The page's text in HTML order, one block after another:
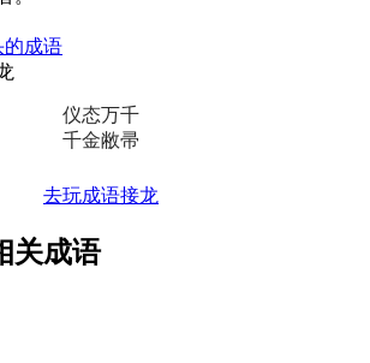
的成语
仪态万千
千金敝帚
去玩成语接龙
关成语